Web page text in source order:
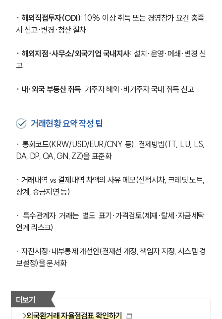
그룹소개
대륜의 강점
오시는 길
통합검색
업무사례
주요 업무사례
법률지식인
고객후기
업무분야
· 해외직접투자(ODI): 10% 이상 취득 또는 경영참가 요건 충족
시 신고·변경·청산 절차
· 해외지점·사무소/외국기업 국내지사: 설치·운영·폐쇄·변경 신
고
· 내·외국 부동산 취득: 거주자 해외·비거주자 국내 취득 신고
거래현황 요약 작성 팁
· 통화코드(KRW/USD/EUR/CNY 등), 결제방법(TT, LU, LS,
DA, DP, OA, GN, ZZ)을 표준화
· 거래내역 vs 결제내역 차액의 사유 메모(선적시차, 크레딧 노트,
상계, 송금지연 등)
· 특수관계자 거래는 별도 표기·가격검토(제재·탈세·자금세탁
연계 리스크)
· 자진시정·내부통제 개선안(결재선 개정, 책임자 지정, 시스템 경
보설정)을 문서화
더보기
외국환거래 자율점검표 확인하기